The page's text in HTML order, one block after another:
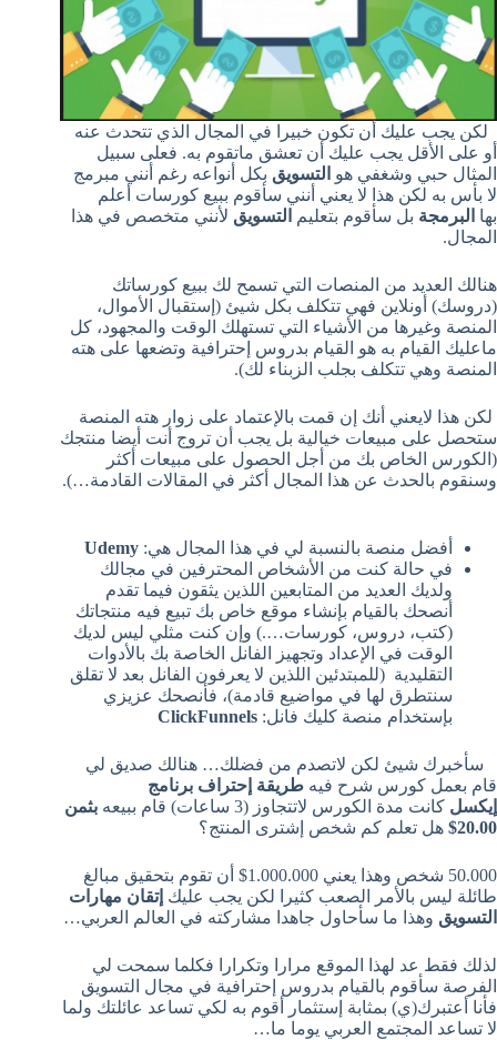
لكن يجب عليك أن تكون خبيرا في المجال الذي تتحدث عنه
أو على الأقل يجب عليك أن تعشق ماتقوم به. فعلى سبيل
المثال حبي وشغفي هو التسويق بكل أنواعه رغم أنني مبرمج
لا بأس به لكن هذا لا يعني أنني سأقوم ببيع كورسات أعلم
بها البرمجة بل سأقوم بتعليم التسويق لأنني متخصص في هذا
المجال.
هنالك العديد من المنصات التي تسمح لك ببيع كورساتك
(دروسك) أونلاين فهي تتكلف بكل شيئ (إستقبال الأموال،
المنصة وغيرها من الأشياء التي تستهلك الوقت والمجهود، كل
ماعليك القيام به هو القيام بدروس إحترافية وتضعها على هته
المنصة وهي تتكلف بجلب الزبناء لك).
لكن هذا لايعني أنك إن قمت بالإعتماد على زوار هته المنصة
ستحصل على مبيعات خيالية بل يجب أن تروج أنت أيضا منتجك
(الكورس الخاص بك من أجل الحصول على مبيعات أكثر
وسنقوم بالحدث عن هذا المجال أكثر في المقالات القادمة…).
أفضل منصة بالنسبة لي في هذا المجال هي: Udemy
في حالة كنت من الأشخاص المحترفين في مجالك
ولديك العديد من المتابعين اللذين يثقون فيما تقدم
أنصحك بالقيام بإنشاء موقع خاص بك تبيع فيه منتجاتك
(كتب، دروس، كورسات….) وإن كنت مثلي ليس لديك
الوقت في الإعداد وتجهيز الفانل الخاصة بك بالأدوات
التقليدية (للمبتدئين اللذين لا يعرفون الفانل بعد لا تقلق
سنتطرق لها في مواضيع قادمة)، فأنصحك عزيزي
بإستخدام منصة كليك فانل: ClickFunnels
سأخبرك شيئ لكن لاتصدم من فضلك… هنالك صديق لي
قام بعمل كورس شرح فيه طريقة إحتراف برنامج
إيكسل كانت مدة الكورس لاتتجاوز (3 ساعات) قام ببيعه
بثمن
20.00$
هل تعلم كم شخص إشترى المنتج؟
50.000 شخص وهذا يعني 1.000.000$ أن تقوم بتحقيق مبالغ
طائلة ليس بالأمر الصعب كثيرا لكن يجب عليك إتقان مهارات
التسويق وهذا ما سأحاول جاهدا مشاركته في العالم العربي…
لذلك فقط عد لهذا الموقع مرارا وتكرارا فكلما سمحت لي
الفرصة سأقوم بالقيام بدروس إحترافية في مجال التسويق
فأنا أعتبرك(ي) بمثابة إستثمار أقوم به لكي تساعد عائلتك ولما
لا تساعد المجتمع العربي يوما ما…